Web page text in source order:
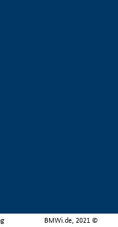
BMWi.de, 2021 ©